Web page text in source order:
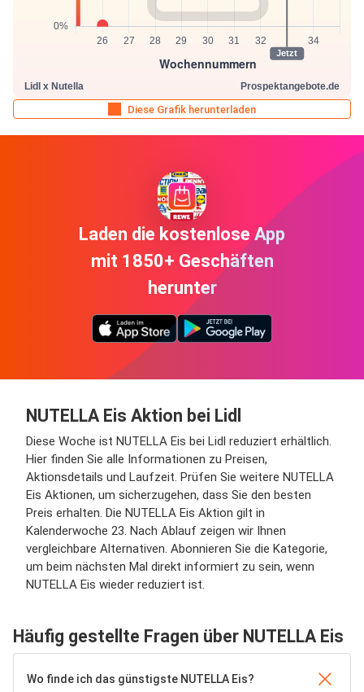
Diese Grafik herunterladen
Laden die kostenlose App
mit 1850+ Geschäften
herunter
NUTELLA Eis Aktion bei Lidl
Diese Woche ist NUTELLA Eis bei Lidl reduziert erhältlich.
Hier finden Sie alle Informationen zu Preisen,
Aktionsdetails und Laufzeit. Prüfen Sie weitere NUTELLA
Eis Aktionen, um sicherzugehen, dass Sie den besten
Preis erhalten. Die NUTELLA Eis Aktion gilt in
Kalenderwoche 23. Nach Ablauf zeigen wir Ihnen
vergleichbare Alternativen. Abonnieren Sie die Kategorie,
um beim nächsten Mal direkt informiert zu sein, wenn
NUTELLA Eis wieder reduziert ist.
Häufig gestellte Fragen über NUTELLA Eis
Wo finde ich das günstigste NUTELLA Eis?